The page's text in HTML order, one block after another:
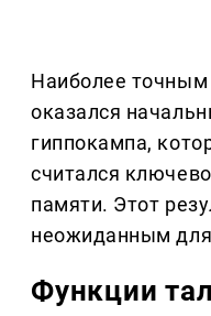
Наиболее точным
оказался
гиппокампа,
считался
памяти. Этот
неожиданным
Функции